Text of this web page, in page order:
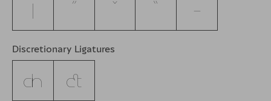
|
Discretionary Ligatures
ch ct